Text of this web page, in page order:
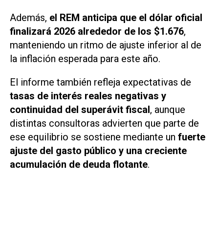
Además, el REM anticipa que el dólar oficial
finalizará 2026 alrededor de los $1.676,
manteniendo un ritmo de ajuste inferior al de
la inflación esperada para este año.
El informe también refleja expectativas de
tasas de interés reales negativas y
continuidad del superávit fiscal, aunque
distintas consultoras advierten que parte de
ese equilibrio se sostiene mediante un fuerte
ajuste del gasto público y una creciente
acumulación de deuda flotante.